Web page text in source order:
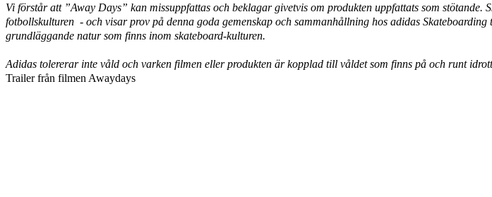
Vi förstår att ”Away Days” kan missuppfattas och beklagar givetvis om produkten uppfattats som
fotbollskulturen - och visar prov på denna goda gemenskap och sammanhållning hos adidas
grundläggande natur som finns inom skateboard-kulturen.
Adidas tolererar inte våld och varken filmen eller produkten är kopplad till våldet som finns på och runt
Trailer från filmen Awaydays